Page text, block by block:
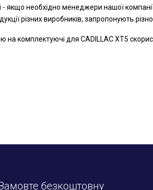
- якщо необхідно менеджери нашої
різних виробників, запропонують
на комплектуючі для CADILLAC XT5
безкоштовну